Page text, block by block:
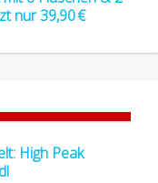
nur 39,90 €
High Peak